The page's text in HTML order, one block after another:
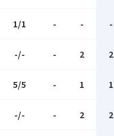
1/1 - - -
-/- - 2 2
5/5 - 1 1
-/- - 2 2